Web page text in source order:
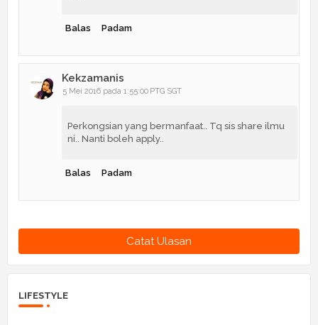
Balas Padam
Kekzamanis
5 Mei 2016 pada 1:55:00 PTG SGT
Perkongsian yang bermanfaat.. Tq sis share ilmu
ni.. Nanti boleh apply..
Balas Padam
Catat Ulasan
LIFESTYLE